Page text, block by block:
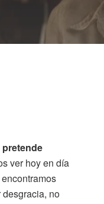
ver hoy en día
no